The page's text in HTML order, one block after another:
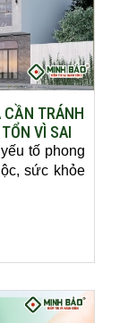
CẦN TRÁNH
VÌ SAI
tố phong
sức khỏe